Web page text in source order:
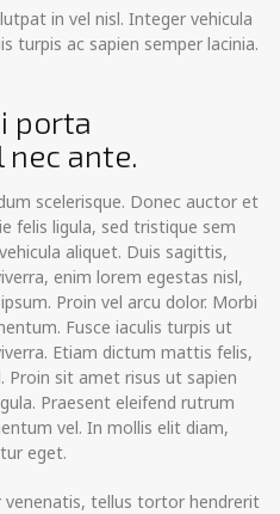
in vel nisl. Integer vehicula
turpis ac sapien semper lacinia.
porta
ante.
scelerisque. Donec auctor et
felis ligula, sed tristique sem
aliquet. Duis sagittis,
enim lorem egestas nisl,
Proin vel arcu dolor. Morbi
Fusce iaculis turpis ut
Etiam dictum mattis felis,
Proin sit amet risus ut sapien
Praesent eleifend rutrum
vel. In mollis elit diam,
eget.
venenatis, tellus tortor hendrerit